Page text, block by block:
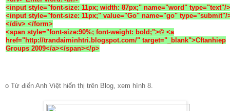
<input style="font-size: 11px; width: 87px;" name="word" type="text"/>
<input style="font-size: 11px;" value="Go" name="go" type="submit"/
</div> </form>
<span style="font-size:90%; font-weight: bold;">© <a
href="http://trandaiminhtri.blogspot.com/" target="_blank">Cftanhiep
Groups 2009</a></span></p>
o Từ điển Anh Việt hiển thị trên Blog, xem hình 8.